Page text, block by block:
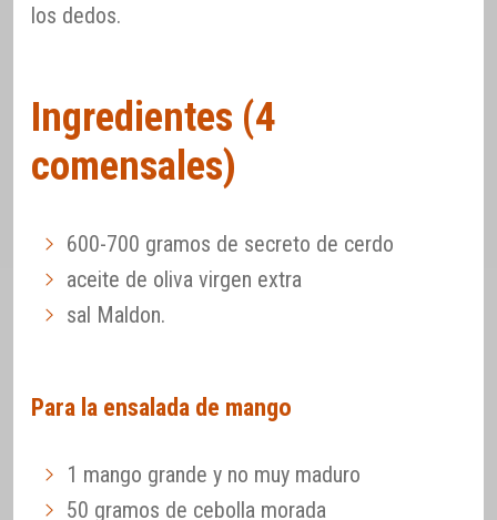
los dedos.
Ingredientes (4
comensales)
600-700 gramos de secreto de cerdo
aceite de oliva virgen extra
sal Maldon.
Para la ensalada de mango
1 mango grande y no muy maduro
50 gramos de cebolla morada